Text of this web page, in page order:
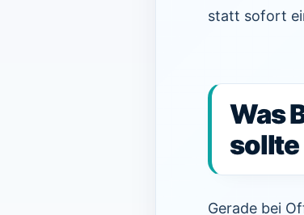
statt sofort
Was
sollte
Gerade bei